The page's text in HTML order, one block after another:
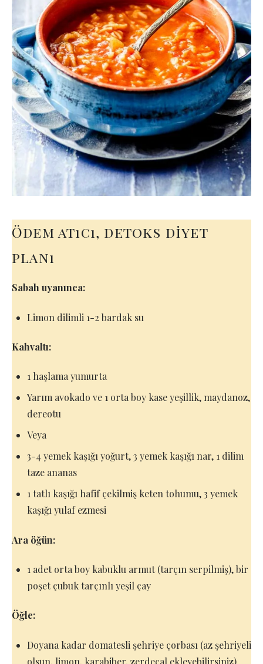
Ödem atıcı, detoks diyet
planı
Sabah uyanınca:
Limon dilimli 1-2 bardak su
Kahvaltı:
1 haşlama yumurta
Yarım avokado ve 1 orta boy kase yeşillik, maydanoz,
dereotu
Veya
3-4 yemek kaşığı yoğurt, 3 yemek kaşığı nar, 1 dilim
taze ananas
1 tatlı kaşığı hafif çekilmiş keten tohumu, 3 yemek
kaşığı yulaf ezmesi
Ara öğün:
1 adet orta boy kabuklu armut (tarçın serpilmiş), bir
poşet çubuk tarçınlı yeşil çay
Öğle:
Doyana kadar domatesli şehriye çorbası (az şehriyeli
olsun, limon, karabiber, zerdeçal ekleyebilirsiniz)